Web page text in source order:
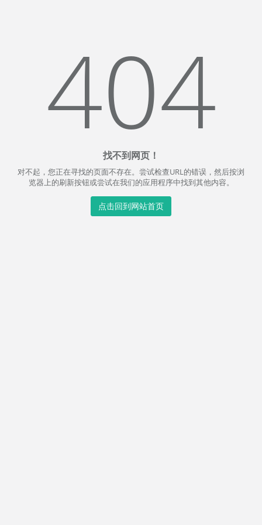
404
找不到网页！
对不起，您正在寻找的页面不存在。尝试检查URL的错误，然后按浏
览器上的刷新按钮或尝试在我们的应用程序中找到其他内容。
点击回到网站首页